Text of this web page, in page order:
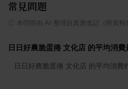
常見問題
本問答由 AI 整理自真實食記（附資料
日日好農脆蛋捲 文化店 的平均消費
日日好農脆蛋捲 文化店 的平均消費